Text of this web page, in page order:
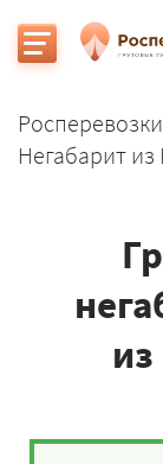
Росперевозки
Негабарит из